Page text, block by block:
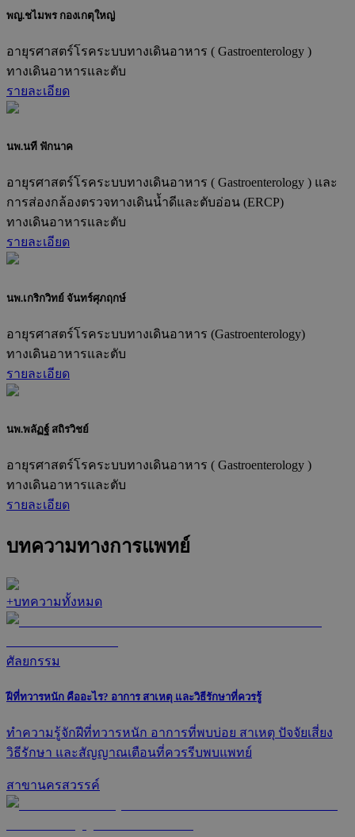
พญ.ชไมพร กองเกตุใหญ่
อายุรศาสตร์โรคระบบทางเดินอาหาร ( Gastroenterology )
ทางเดินอาหารและตับ
รายละเอียด
นพ.นที ฟักนาค
อายุรศาสตร์โรคระบบทางเดินอาหาร ( Gastroenterology ) และ
การส่องกล้องตรวจทางเดินน้ำดีและตับอ่อน (ERCP)
ทางเดินอาหารและตับ
รายละเอียด
นพ.เกริกวิทย์ จันทร์ศุภฤกษ์
อายุรศาสตร์โรคระบบทางเดินอาหาร (Gastroenterology)
ทางเดินอาหารและตับ
รายละเอียด
นพ.พลัฏฐ์ สถิรวิชย์
อายุรศาสตร์โรคระบบทางเดินอาหาร ( Gastroenterology )
ทางเดินอาหารและตับ
รายละเอียด
บทความทางการแพทย์
+บทความทั้งหมด
ศัลยกรรม
ฝีที่ทวารหนัก คืออะไร? อาการ สาเหตุ และวิธีรักษาที่ควรรู้
ทำความรู้จักฝีที่ทวารหนัก อาการที่พบบ่อย สาเหตุ ปัจจัยเสี่ยง
วิธีรักษา และสัญญาณเตือนที่ควรรีบพบแพทย์
สาขานครสวรรค์